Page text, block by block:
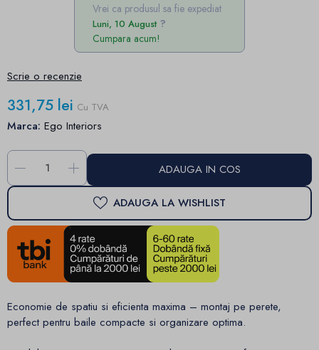
Vrei ca produsul sa fie expediat
Luni, 10 August
Cumpara acum!
Scrie o recenzie
331,75 lei Cu TVA
Marca: Ego Interiors
- + ADAUGA IN COS
ADAUGA LA WISHLIST
Economie de spatiu si eficienta maxima – montaj pe perete,
perfect pentru baile compacte si organizare optima.